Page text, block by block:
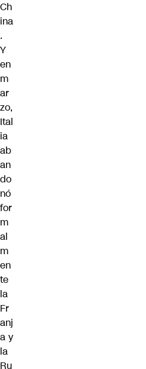
Ch
ina
.
Y
en
m
ar
zo,
Ital
ia
ab
an
do
nó
for
m
al
m
en
te
la
Fr
anj
a y
la
Ru